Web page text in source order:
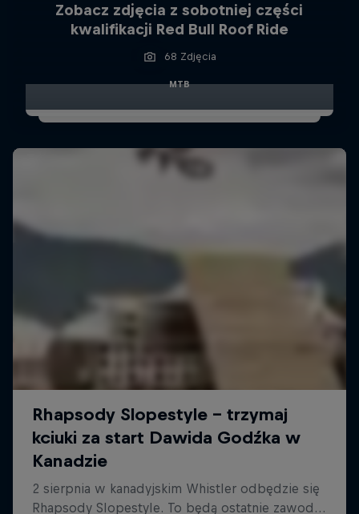
Zobacz zdjęcia z sobotniej części
kwalifikacji Red Bull Roof Ride
68 Zdjęcia
MTB